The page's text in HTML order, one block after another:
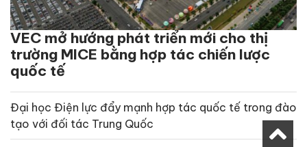
VEC mở hướng phát triển mới cho thị
trường MICE bằng hợp tác chiến lược
quốc tế
Đại học Điện lực đẩy mạnh hợp tác quốc tế trong đào
tạo với đối tác Trung Quốc